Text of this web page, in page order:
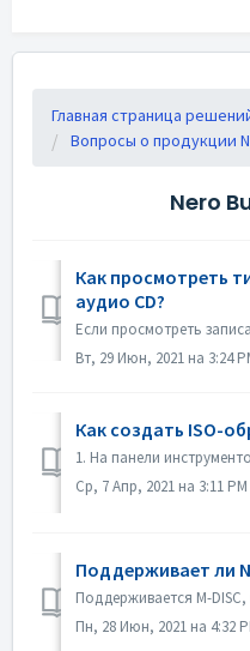
Главная страница
Вопросы о продукции
Nero
Как просмотреть
аудио CD?
Вт, 29 Июн, 2021 на 3:24
Как создать ISO-
Ср, 7 Апр, 2021 на 3:11 PM
Поддерживает ли
Пн, 28 Июн, 2021 на 4:32